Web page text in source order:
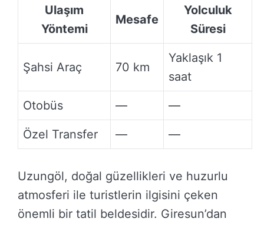
Ulaşım
Yöntemi
Mesafe
Yolculuk
Süresi
Şahsi Araç 70 km
Yaklaşık 1
saat
Otobüs — —
Özel Transfer — —
Uzungöl, doğal güzellikleri ve huzurlu
atmosferi ile turistlerin ilgisini çeken
önemli bir tatil beldesidir. Giresun’dan